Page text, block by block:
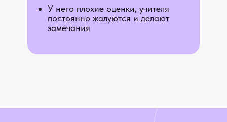
У него плохие оценки, учителя
постоянно жалуются и делают
замечания